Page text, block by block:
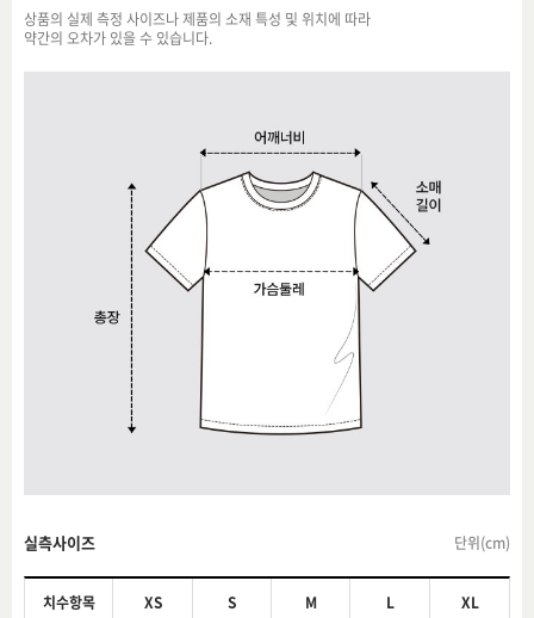
상품의 실제 측정 사이즈나 제품의 소재 특성 및 위치에 따라
약간의 오차가 있을 수 있습니다.
실측사이즈 단위(cm)
치수항목 XS S M L XL